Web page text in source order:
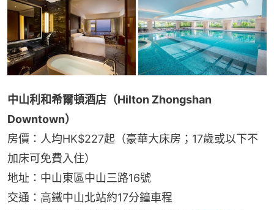
中山利和希爾頓酒店（Hilton Zhongshan
Downtown）
房價：人均HK$227起（豪華大床房；17歲或以下不
加床可免費入住）
地址：中山東區中山三路16號
交通：高鐵中山北站約17分鐘車程